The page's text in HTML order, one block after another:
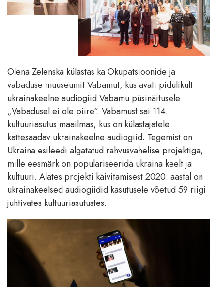
Olena Zelenska külastas ka Okupatsioonide ja
vabaduse muuseumit Vabamut, kus avati pidulikult
ukrainakeelne audiogiid Vabamu püsinäitusele
„Vabadusel ei ole piire“. Vabamust sai 114.
kultuuriasutus maailmas, kus on külastajatele
kättesaadav ukrainakeelne audiogiid. Tegemist on
Ukraina esileedi algatatud rahvusvahelise projektiga,
mille eesmärk on populariseerida ukraina keelt ja
kultuuri. Alates projekti käivitamisest 2020. aastal on
ukrainakeelsed audiogiidid kasutusele võetud 59 riigi
juhtivates kultuuriasutustes.